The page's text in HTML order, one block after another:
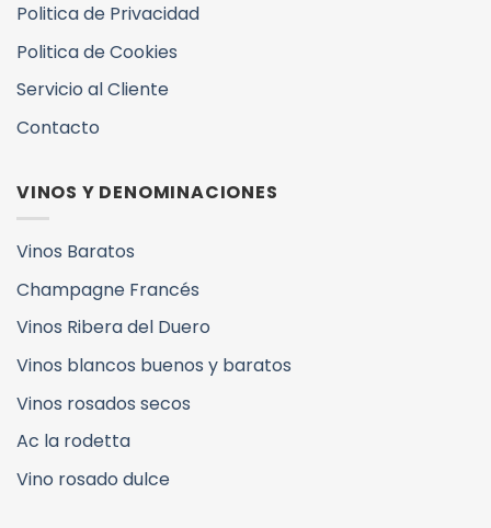
Politica de Privacidad
Politica de Cookies
Servicio al Cliente
Contacto
VINOS Y DENOMINACIONES
Vinos Baratos
Champagne Francés
Vinos Ribera del Duero
Vinos blancos buenos y baratos
Vinos rosados secos
Ac la rodetta
Vino rosado dulce